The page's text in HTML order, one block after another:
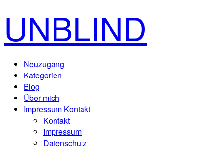
UNBLIND
Neuzugang
Kategorien
Blog
Über mich
Impressum Kontakt
Kontakt
Impressum
Datenschutz